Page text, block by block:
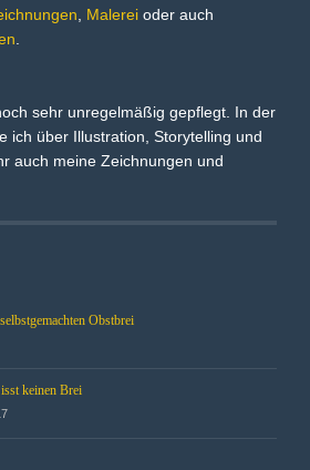
Malerei oder auch
sehr unregelmäßig gepflegt. In der
ich über Illustration, Storytelling und
auch meine Zeichnungen und
Obstbrei
keinen Brei